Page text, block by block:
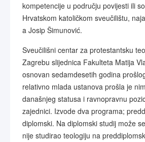
kompetencije u području povijesti ili
Hrvatskom katoličkom sveučilištu,
a Josip Šimunović.
Sveučilišni centar za protestantsku
Zagrebu slijednica Fakulteta Matija
osnovan sedamdesetih godina
relativno mlada ustanova prošla je
današnjeg statusa i ravnopravnu
zajednici. Izvode dva programa;
diplomski. Na diplomski studij može
nije studirao teologiju na